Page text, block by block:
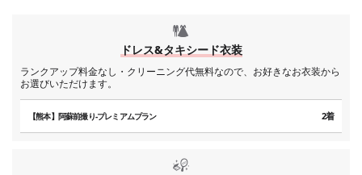
ドレス&タキシード衣装
ランクアップ料金なし・クリーニング代無料なので、お好きなお衣装から
お選びいただけます。
【熊本】阿蘇前撮り-プレミアムプラン 2着